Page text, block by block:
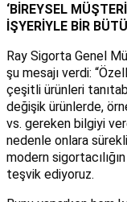
‘BİREYSEL
İŞYERİYLE BİR
Ray Sigorta Genel
şu mesajı verdi:
çeşitli ürünleri
değişik ürünlerde,
vs. gereken bilgiyi
nedenle onlara
modern
teşvik ediyoruz.